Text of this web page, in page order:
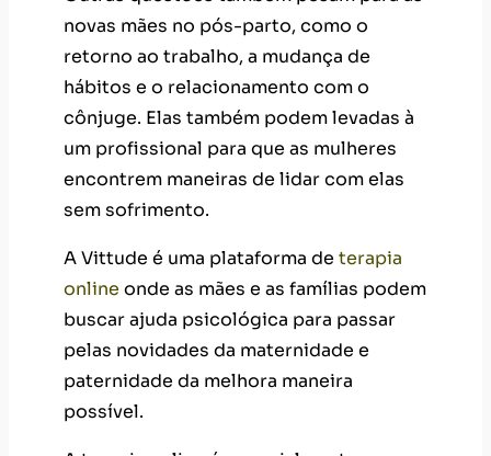
encontrem maneiras de lidar com elas
sem sofrimento.
A Vittude é uma plataforma deterapia
onlineonde as mães e as famílias podem
buscar ajuda psicológica para passar
pelas novidades da maternidade e
paternidade da melhora maneira
possível.
A terapia online é especialmente
vantajosa para mães em razão da
flexibilidade de horários que permite
manter a rotina de cuidados com o
bebê.